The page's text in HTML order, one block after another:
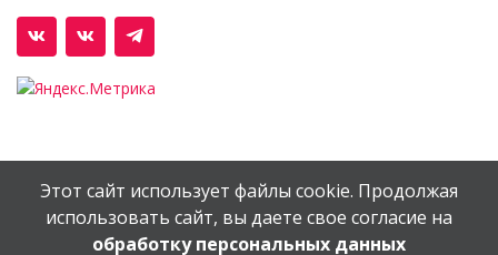
© Орехово-Зуевский железнодорожный техникум им.
В.И.Бондаренко
Этот сайт использует файлы cookie. Продолжая
использовать сайт, вы даете свое согласие на
обработку персональных данных